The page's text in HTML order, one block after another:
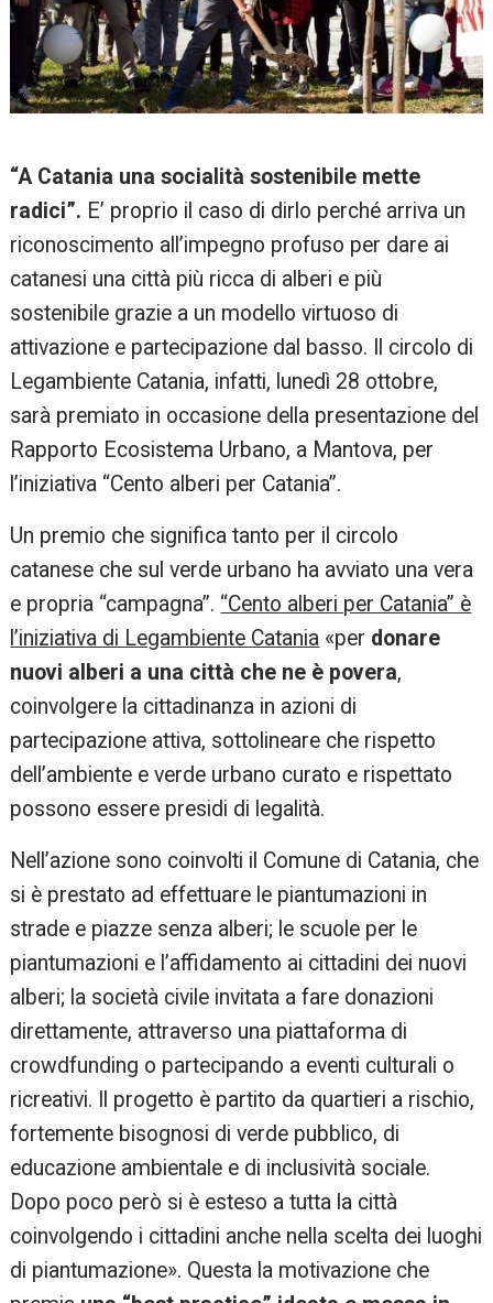
“A Catania una socialità sostenibile mette
radici”. E’ proprio il caso di dirlo perché arriva un
riconoscimento all’impegno profuso per dare ai
catanesi una città più ricca di alberi e più
sostenibile grazie a un modello virtuoso di
attivazione e partecipazione dal basso. Il circolo di
Legambiente Catania, infatti, lunedì 28 ottobre,
sarà premiato in occasione della presentazione del
Rapporto Ecosistema Urbano, a Mantova, per
l’iniziativa “Cento alberi per Catania”.
Un premio che significa tanto per il circolo
catanese che sul verde urbano ha avviato una vera
e propria “campagna”. “Cento alberi per Catania” è
l’iniziativa di Legambiente Catania «per donare
nuovi alberi a una città che ne è povera,
coinvolgere la cittadinanza in azioni di
partecipazione attiva, sottolineare che rispetto
dell’ambiente e verde urbano curato e rispettato
possono essere presidi di legalità.
Nell’azione sono coinvolti il Comune di Catania, che
si è prestato ad effettuare le piantumazioni in
strade e piazze senza alberi; le scuole per le
piantumazioni e l’affidamento ai cittadini dei nuovi
alberi; la società civile invitata a fare donazioni
direttamente, attraverso una piattaforma di
crowdfunding o partecipando a eventi culturali o
ricreativi. Il progetto è partito da quartieri a rischio,
fortemente bisognosi di verde pubblico, di
educazione ambientale e di inclusività sociale.
Dopo poco però si è esteso a tutta la città
coinvolgendo i cittadini anche nella scelta dei luoghi
di piantumazione». Questa la motivazione che